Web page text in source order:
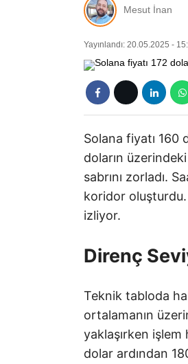
Mesut İnan
Yayınlandı: 20.05.2025 -
Solana fiyatı 160
doların üzerindeki
sabrını zorladı.
koridor oluşturdu.
izliyor.
Direnç
Teknik tabloda
ortalamanın
yaklaşırken işlem
dolar ardından